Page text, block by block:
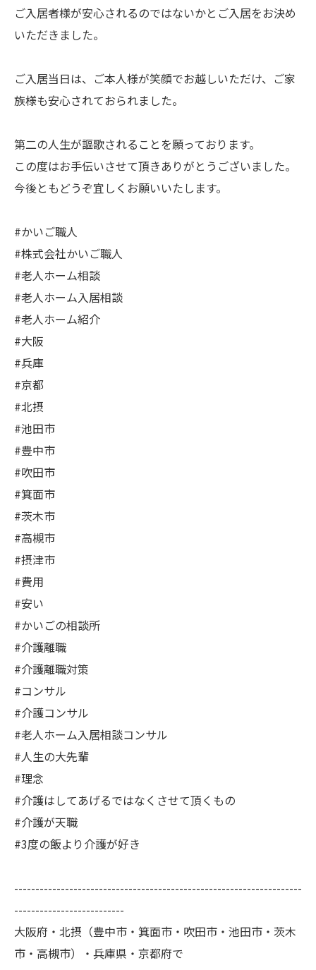
ご入居者様が安心されるのではないかとご入居をお決め
いただきました。
ご入居当日は、ご本人様が笑顔でお越しいただけ、ご家
族様も安心されておられました。
第二の人生が謳歌されることを願っております。
この度はお手伝いさせて頂きありがとうございました。
今後ともどうぞ宜しくお願いいたします。
#かいご職人
#株式会社かいご職人
#老人ホーム相談
#老人ホーム入居相談
#老人ホーム紹介
#大阪
#兵庫
#京都
#北摂
#池田市
#豊中市
#吹田市
#箕面市
#茨木市
#高槻市
#摂津市
#費用
#安い
#かいごの相談所
#介護離職
#介護離職対策
#コンサル
#介護コンサル
#老人ホーム入居相談コンサル
#人生の大先輩
#理念
#介護はしてあげるではなくさせて頂くもの
#介護が天職
#3度の飯より介護が好き
--------------------------------------------------------------------
--------------------------
大阪府・北摂（豊中市・箕面市・吹田市・池田市・茨木
市・高槻市）・兵庫県・京都府で